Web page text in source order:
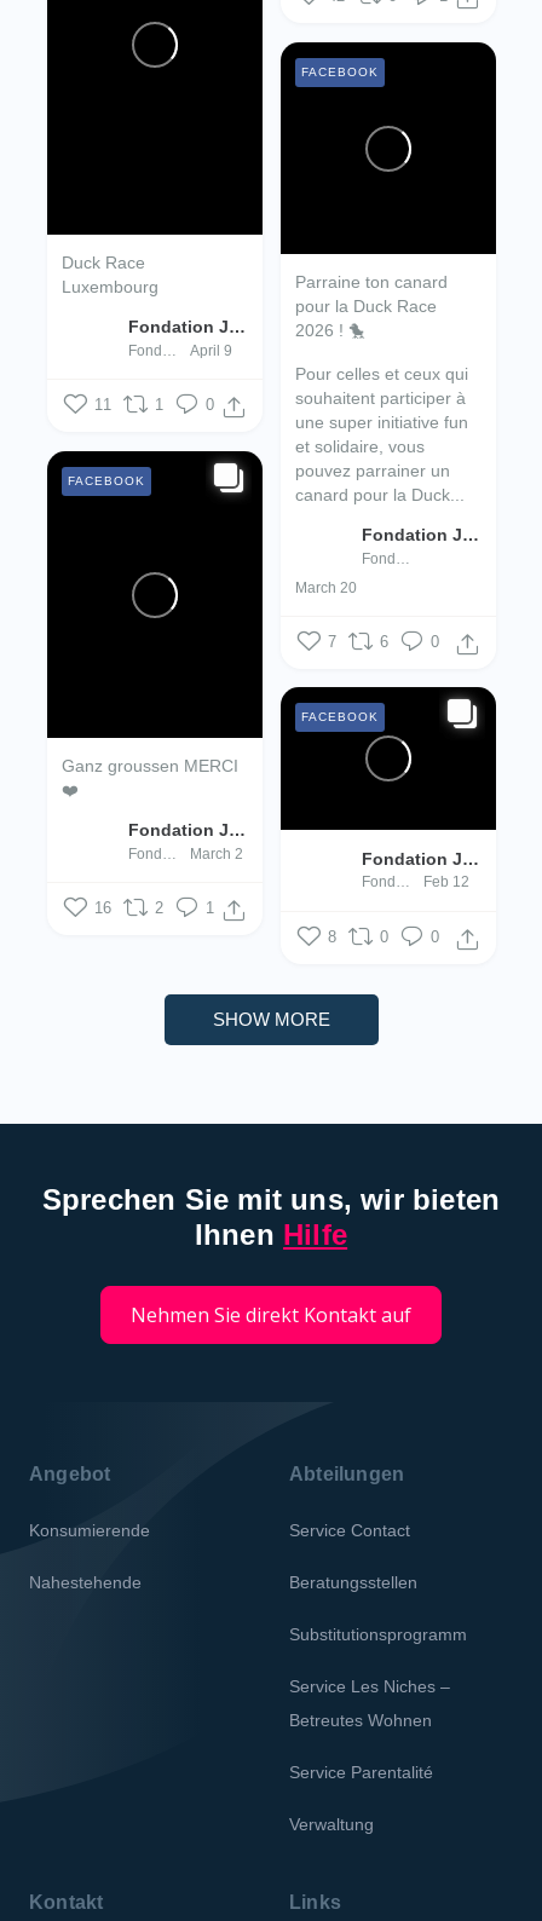
Duck Race
Luxembourg
Fondation Jugend- an Drogenhëllef
April 9
11 1 0
Parraine ton canard
pour la Duck Race
2026 ! 🐤
Pour celles et ceux qui
souhaitent participer à
une super initiative fun
et solidaire, vous
pouvez parrainer un
canard pour la Duck...
Fondation Jugend- an Drogenhëllef
March 20
FACEBOOK
7 6 0
Ganz groussen MERCI
❤️
Fondation Jugend- an Drogenhëllef
March 2
FACEBOOK
16 2 1
Fondation Jugend- an Drogenhëllef
Fondation Jugend- an Drogenhëllef Feb 12
FACEBOOK
8 0 0
SHOW MORE
Sprechen Sie mit uns, wir bieten
Ihnen Hilfe
Nehmen Sie direkt Kontakt auf
Angebot
Konsumierende
Nahestehende
Abteilungen
Service Contact
Beratungsstellen
Substitutionsprogramm
Service Les Niches –
Betreutes Wohnen
Service Parentalité
Verwaltung
Kontakt Links